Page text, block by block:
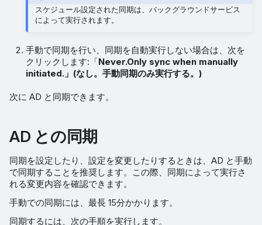
スケジュール設定された同期は、バックグラウンドサービス
によって実行されます。
手動で同期を行い、同期を自動実行しない場合は、次を
クリックします:「Never.Only sync when manually
initiated.」(なし。手動同期のみ実行する。)
次に AD と同期できます。
AD との同期
同期を設定したり、設定を変更したりするときは、AD と手動
で同期することを推奨します。この際、同期によって実行さ
れる変更内容を確認できます。
手動での同期には、最長 15分かかります。
同期するには、次の手順を実行します。